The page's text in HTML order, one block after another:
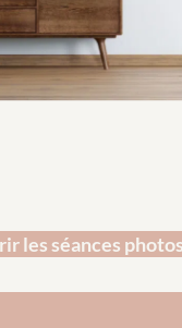
les séances